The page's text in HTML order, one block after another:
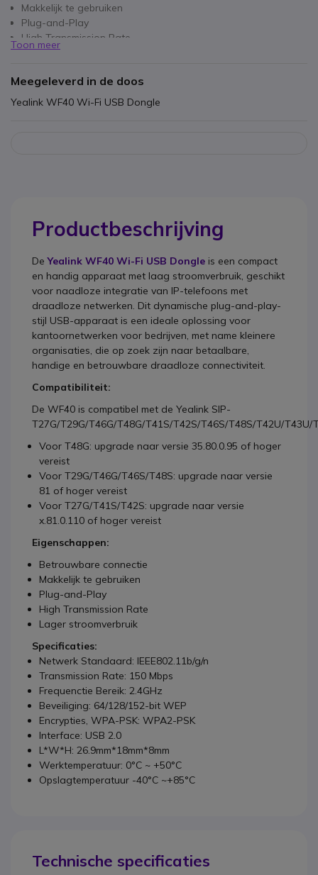
Makkelijk te gebruiken
Plug-and-Play
High Transmission Rate
Lager stroomverbruik
Toon meer
Meegeleverd in de doos
Yealink WF40 Wi-Fi USB Dongle
Productbeschrijving
DeYealink WF40 Wi-Fi USB Dongle is een compact
en handig apparaat met laag stroomverbruik, geschikt
voor naadloze integratie van IP-telefoons met
draadloze netwerken. Dit dynamische plug-and-play-
stijl USB-apparaat is een ideale oplossing voor
kantoornetwerken voor bedrijven, met name kleinere
organisaties, die op zoek zijn naar betaalbare,
handige en betrouwbare draadloze connectiviteit.
Compatibiliteit:
De WF40 is compatibel met de Yealink SIP-
T27G/T29G/T46G/T48G/T41S/T42S/T46S/T48S/T42U/
Voor T48G: upgrade naar versie 35.80.0.95 of hoger
vereist
Voor T29G/T46G/T46S/T48S: upgrade naar versie
81 of hoger vereist
Voor T27G/T41S/T42S: upgrade naar versie
x.81.0.110 of hoger vereist
Eigenschappen:
Betrouwbare connectie
Makkelijk te gebruiken
Plug-and-Play
High Transmission Rate
Lager stroomverbruik
Specificaties:
Netwerk Standaard: IEEE802.11b/g/n
Transmission Rate: 150 Mbps
Frequenctie Bereik: 2.4GHz
Beveiliging: 64/128/152-bit WEP
Encrypties, WPA-PSK: WPA2-PSK
Interface: USB 2.0
L*W*H: 26.9mm*18mm*8mm
Werktemperatuur: 0°C ~ +50°C
Opslagtemperatuur -40°C ~+85°C
Technische specificaties